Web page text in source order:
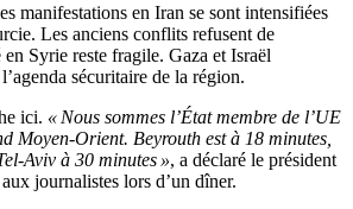
manifestations en Iran se sont intensifiées
Les anciens conflits refusent de
en Syrie reste fragile. Gaza et Israël
sécuritaire de la région.
ici. « Nous sommes l’État membre de l’UE
Moyen-Orient. Beyrouth est à 18 minutes,
Aviv à 30 minutes », a déclaré le président
journalistes lors d’un dîner.